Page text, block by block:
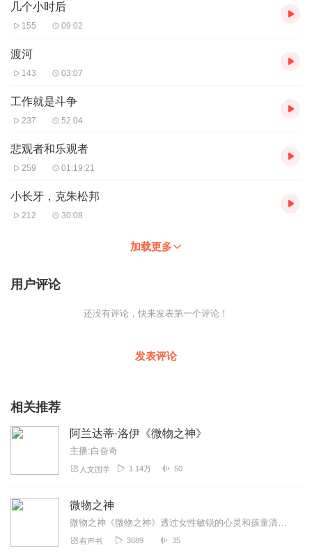
几个小时后
155 09:02
渡河
143 03:07
工作就是斗争
237 52:04
悲观者和乐观者
259 01:19:21
小长牙，克朱松邦
212 30:08
加载更多
用户评论
还没有评论，快来发表第一个评论！
发表评论
相关推荐
阿兰达蒂·洛伊《微物之神》
主播:白奋奇
人文国学 1.14万 50
微物之神
微物之神《微物之神》透过女性敏锐的心灵和孩童清澈的眼光观察南印度一个小村庄的宗教，社会和历史，处处流露这深沉、古老的悲伤，但悲中却不见一滴眼泪，因为喀拉拉的女人...
有声书 3689 35